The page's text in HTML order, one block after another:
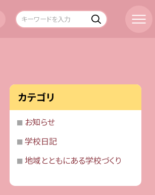
カテゴリ
お知らせ
学校日記
地域とともにある学校づくり